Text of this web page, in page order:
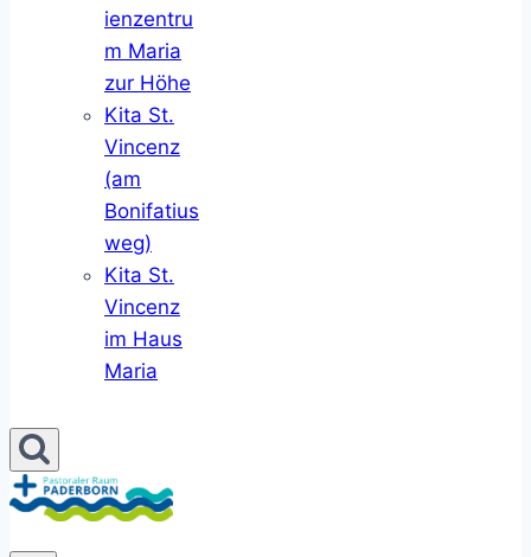
ienzentru
m Maria
zur Höhe
Kita St.
Vincenz
(am
Bonifatius
weg)
Kita St.
Vincenz
im Haus
Maria